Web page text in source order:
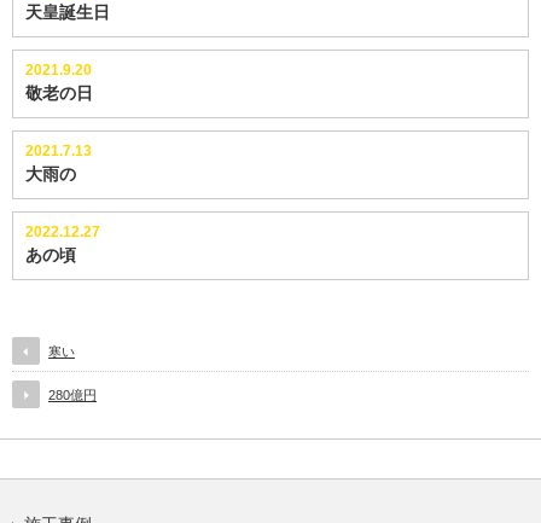
天皇誕生日
2021.9.20
敬老の日
2021.7.13
大雨の
2022.12.27
あの頃
寒い
280億円